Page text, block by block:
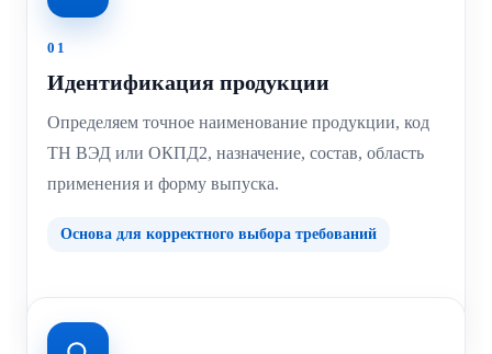
01
Идентификация продукции
Определяем точное наименование продукции, код
ТН ВЭД или ОКПД2, назначение, состав, область
применения и форму выпуска.
Основа для корректного выбора требований